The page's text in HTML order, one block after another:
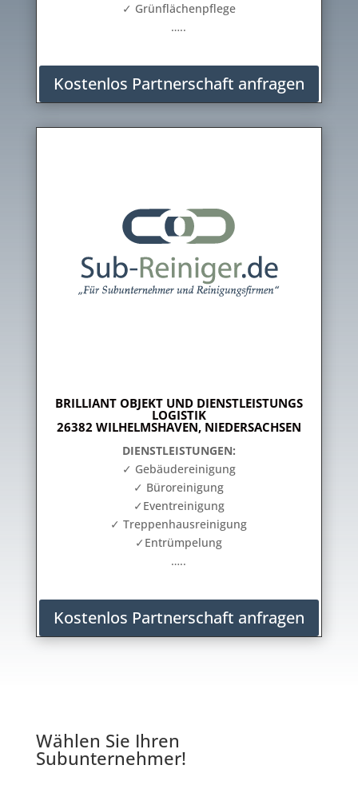
✓ Grünflächenpflege
…..
Kostenlos Partnerschaft anfragen
BRILLIANT OBJEKT UND DIENSTLEISTUNGS
LOGISTIK
26382 WILHELMSHAVEN, NIEDERSACHSEN
DIENSTLEISTUNGEN:
✓ Gebäudereinigung
✓ Büroreinigung
✓Eventreinigung
✓ Treppenhausreinigung
✓Entrümpelung
…..
Kostenlos Partnerschaft anfragen
Wählen Sie Ihren
Subunternehmer!